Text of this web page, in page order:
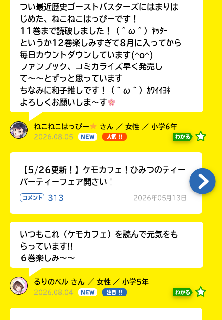
つい最近歴史ゴーストバスターズにはまりは
じめた、ねこねこはっぴーです！
11巻まで読破しました！（＾ω＾）ﾔｯﾀｰ
というか12巻楽しみすぎて8月に入ってから
毎日カウントダウンしています(^o^)
ファンブック、コミカライズ早く発売し
て〜〜とずっと思っています
ちなみに和子推しです！（＾ω＾）ｶﾜｲｲﾖﾈ
よろしくお願いしま〜す
ねこねこはっぴー さん ／ 女性 ／ 小学6年
2026.08.05 NEW 人気 !! わかる
【5/26更新！】ケモカフェ！ひみつのティー
パーティーフェア開さい！
コメント 313 2026年05月13日
いつもこれ（ケモカフェ）を読んで元気をも
らっています!!
６巻楽しみ～～
るりのベル さん ／ 女性 ／ 小学5年
2026.08.04 NEW 注目 !! わかる